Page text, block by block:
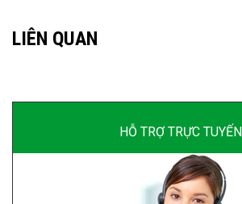
LIÊN QUAN
HỖ TRỢ TRỰC TUYẾN